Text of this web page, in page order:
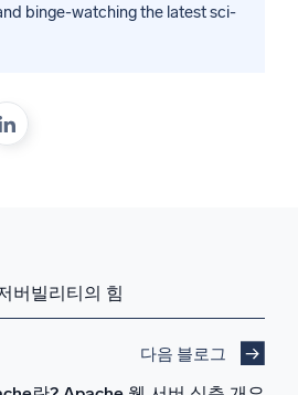
binge-watching the latest sci-
버빌리티의 힘
다음 블로그